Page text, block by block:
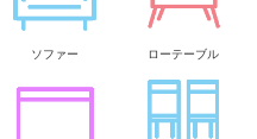
ソファー ローテーブル